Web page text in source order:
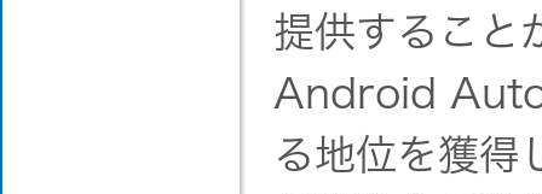
提供するこ
Android
る地位を獲得